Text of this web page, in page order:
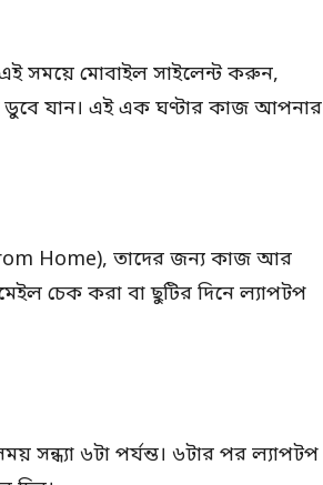
সময়ে মোবাইল সাইলেন্ট করুন,
ডুবে যান। এই এক ঘণ্টার কাজ আপনার
Home), তাদের জন্য কাজ আর
চেক করা বা ছুটির দিনে ল্যাপটপ
৬টা পর্যন্ত। ৬টার পর ল্যাপটপ